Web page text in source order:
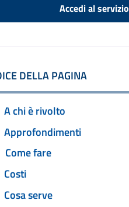
Accedi al servizio
DELLA PAGINA
A chi è rivolto
Approfondimenti
Come fare
Costi
Cosa serve